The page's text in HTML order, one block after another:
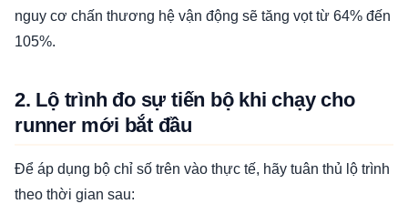
nguy cơ chấn thương hệ vận động sẽ tăng vọt từ 64% đến
105%.
2. Lộ trình đo sự tiến bộ khi chạy cho
runner mới bắt đầu
Để áp dụng bộ chỉ số trên vào thực tế, hãy tuân thủ lộ trình
theo thời gian sau: